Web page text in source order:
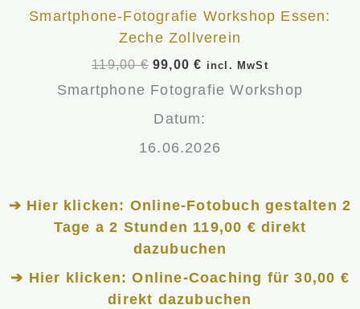
Smartphone-Fotografie Workshop Essen:
Zeche Zollverein
119,00€
119,00 €
99,00€
99,00 €.
incl. MwSt
Smartphone Fotografie Workshop
Datum:
16.06.2026
➔ Hier klicken: Online-Fotobuch gestalten 2
Tage a 2 Stunden 119,00 € direkt
dazubuchen
➔ Hier klicken: Online-Coaching für 30,00 €
direkt dazubuchen